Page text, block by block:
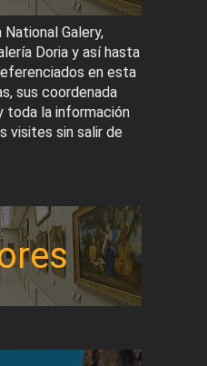
National Galery,
Doria y así hasta
en esta
sus coordenada
toda la información
visites sin salir de